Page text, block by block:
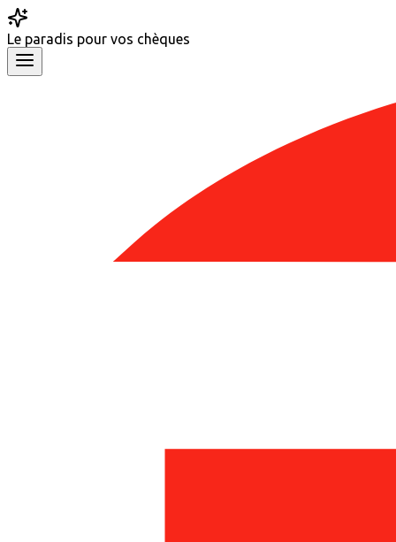
Le paradis pour vos chèques